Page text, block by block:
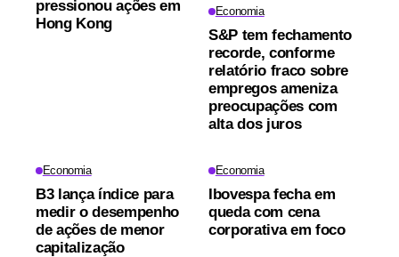
pressionou ações em
Hong Kong
Economia
S&P tem fechamento
recorde, conforme
relatório fraco sobre
empregos ameniza
preocupações com
alta dos juros
Economia
B3 lança índice para
medir o desempenho
de ações de menor
capitalização
Economia
Ibovespa fecha em
queda com cena
corporativa em foco